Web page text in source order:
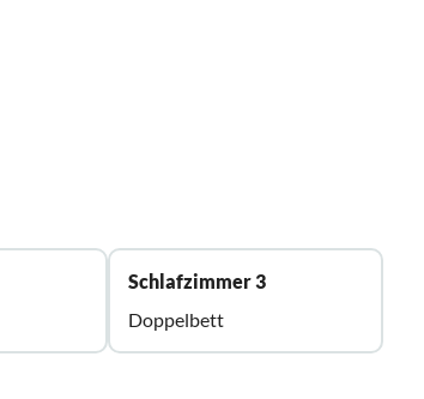
Schlafzimmer 3
Doppelbett